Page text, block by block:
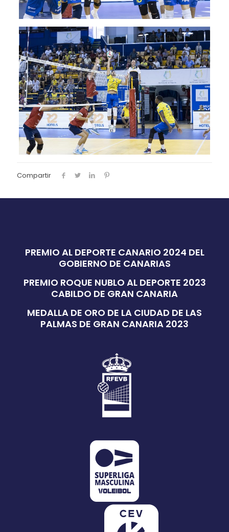
Compartir
PREMIO AL DEPORTE CANARIO 2024 DEL
GOBIERNO DE CANARIAS
PREMIO ROQUE NUBLO AL DEPORTE 2023
CABILDO DE GRAN CANARIA
MEDALLA DE ORO DE LA CIUDAD DE LAS
PALMAS DE GRAN CANARIA 2023